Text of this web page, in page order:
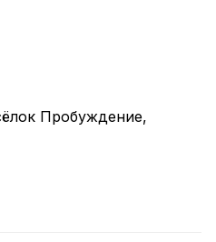
Пробуждение,